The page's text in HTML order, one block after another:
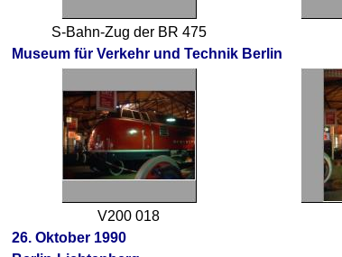
S-Bahn-Zug der BR 475
Museum für Verkehr und Technik Berlin
V200 018
26. Oktober 1990